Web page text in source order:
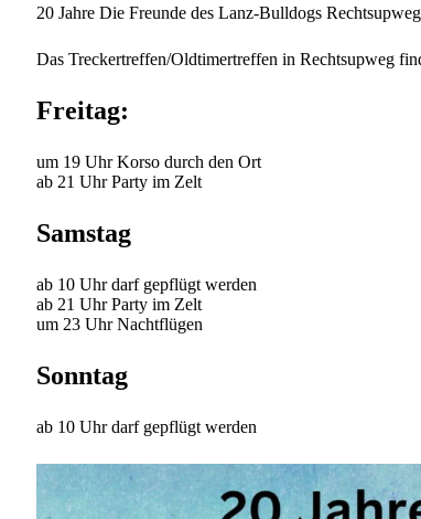
20 Jahre Die Freunde des Lanz-Bulldogs
Das Treckertreffen/Oldtimertreffen in Rechtsupweg
Freitag:
um 19 Uhr Korso durch den Ort
ab 21 Uhr Party im Zelt
Samstag
ab 10 Uhr darf gepflügt werden
ab 21 Uhr Party im Zelt
um 23 Uhr Nachtflügen
Sonntag
ab 10 Uhr darf gepflügt werden